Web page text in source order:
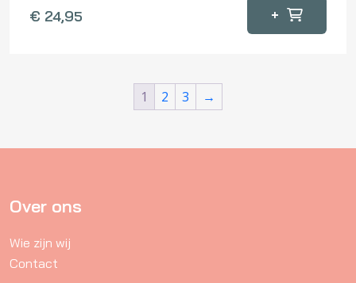
€ 24,95 +
1 2 3 →
Over ons
Wie zijn wij
Contact